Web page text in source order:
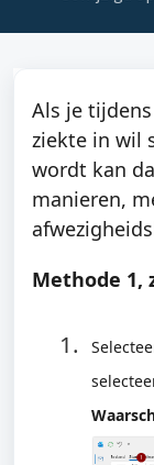
Als je
ziekte in wil
wordt kan
manieren,
Methode 1,